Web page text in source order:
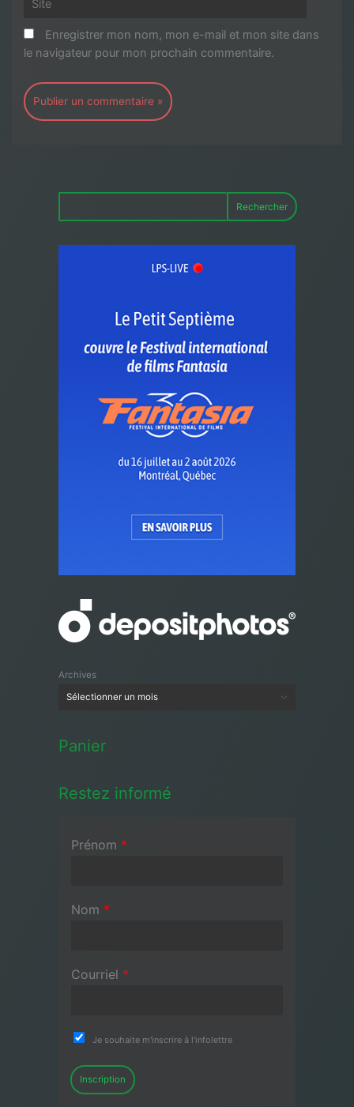
Enregistrer mon nom, mon e-mail et mon site dans
le navigateur pour mon prochain commentaire.
Rechercher
Archives
Panier
Restez informé
Prénom *
Nom *
Courriel *
Je souhaite m'inscrire à l'infolettre
Inscription